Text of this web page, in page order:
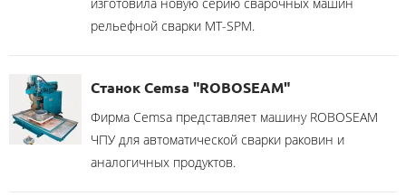
рельефной сварки MT-SPM.
Станок Cemsa "ROBOSEAM"
Фирма Cemsa представляет машину ROBOSEAM
ЧПУ для автоматической сварки раковин и
аналогичных продуктов.